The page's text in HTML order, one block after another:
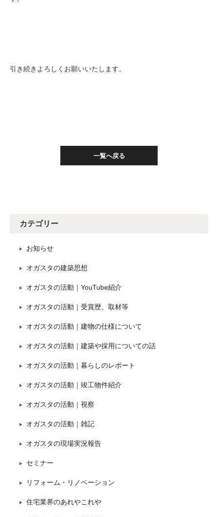
引き続きよろしくお願いいたします。
一覧へ戻る
カテゴリー
お知らせ
オガスタの建築思想
オガスタの活動｜YouTube紹介
オガスタの活動｜受賞歴、取材等
オガスタの活動｜建物の仕様について
オガスタの活動｜建築や採用についての話
オガスタの活動｜暮らしのレポート
オガスタの活動｜竣工物件紹介
オガスタの活動｜視察
オガスタの活動｜雑記
オガスタの現場実況報告
セミナー
リフォーム・リノベーション
住宅業界のあれやこれや